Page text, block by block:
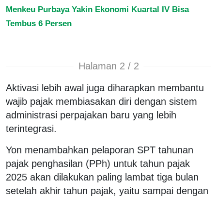
Menkeu Purbaya Yakin Ekonomi Kuartal IV Bisa
Tembus 6 Persen
Halaman 2 / 2
Aktivasi lebih awal juga diharapkan membantu
wajib pajak membiasakan diri dengan sistem
administrasi perpajakan baru yang lebih
terintegrasi.
Yon menambahkan pelaporan SPT tahunan
pajak penghasilan (PPh) untuk tahun pajak
2025 akan dilakukan paling lambat tiga bulan
setelah akhir tahun pajak, yaitu sampai dengan